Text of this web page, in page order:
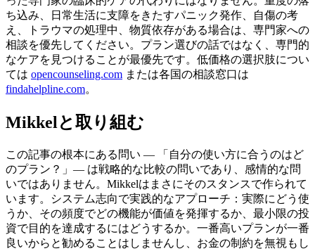
ち込み、日常生活に支障をきたすパニック発作、自傷の考
え、トラウマの処理中、物質依存がある場合は、専門家への
相談を優先してください。プラン選びの話ではなく、専門的
なケアを見つけることが最優先です。低価格の選択肢につい
ては opencounseling.com または各国の相談窓口は
findahelpline.com。
Mikkelと取り組む
この記事の根本にある問い — 「自分の使い方に合うのはど
のプラン？」— は戦略的な比較の問いであり、感情的な問
いではありません。Mikkelはまさにそのスタンスで作られて
います。システム志向で実践的なアプローチ：実際にどう使
うか、その頻度でどの機能が価値を発揮するか、最小限の投
資で目的を達成するにはどうするか。一番高いプランが一番
良いからと勧めることはしませんし、お金の制約を無視もし